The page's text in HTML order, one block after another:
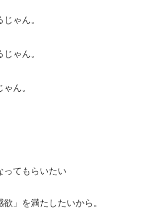
ゃん。
ゃん。
ん。
ってもらいたい
」を満たしたいから。